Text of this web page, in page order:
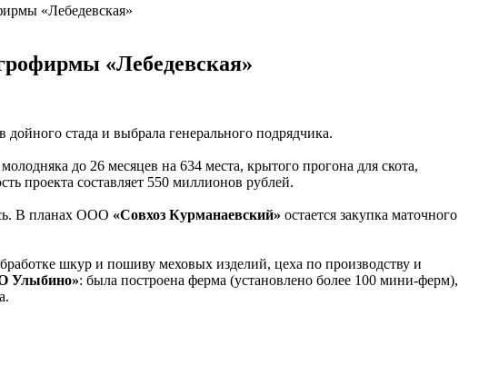
«Лебедевская»
«Лебедевская»
стада и выбрала генерального подрядчика.
до 26 месяцев на 634 места, крытого прогона для скота,
проекта составляет 550 миллионов рублей.
В планах ООО «Совхоз Курманаевский» остается закупка маточного
шкур и пошиву меховых изделий, цеха по производству и
Улыбино»: была построена ферма (установлено более 100 мини-ферм),